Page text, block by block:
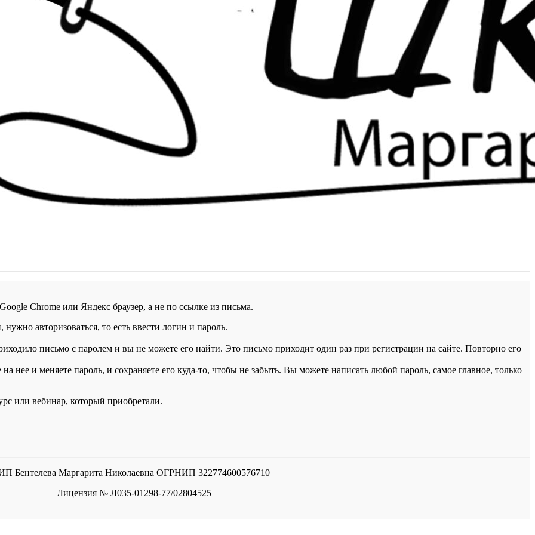
Chrome или Яндекс браузер, а не по ссылке из письма.
авторизоваться, то есть ввести логин и пароль.
письмо с паролем и вы не можете его найти. Это письмо приходит один раз при регистрации на сайте. Повторно его
и меняете пароль, и сохраняете его куда-то, чтобы не забыть. Вы можете написать любой пароль, самое главное, только
или вебинар, который приобретали.
Бентелева Маргарита Николаевна ОГРНИП 322774600576710
Лицензия № Л035-01298-77/02804525